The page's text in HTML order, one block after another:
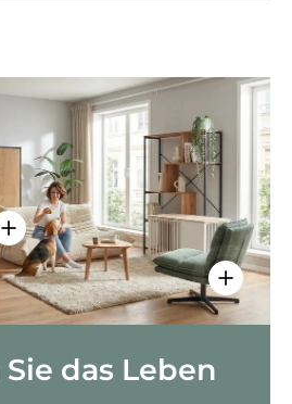
anzeigen - AMIO H -
anzeigen - Sitzolo 2
das Leben